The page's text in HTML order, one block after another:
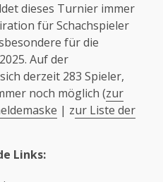
dieses Turnier immer
für Schachspieler
für die
Auf der
derzeit 283 Spieler,
noch möglich (zur
| zur Liste der
Links: